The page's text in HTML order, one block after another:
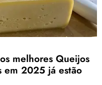
melhores Queijos
em 2025 já estão